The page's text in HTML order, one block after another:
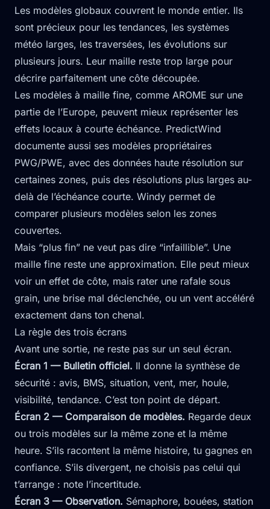
Les modèles globaux couvrent le monde entier. Ils
sont précieux pour les tendances, les systèmes
météo larges, les traversées, les évolutions sur
plusieurs jours. Leur maille reste trop large pour
décrire parfaitement une côte découpée.
Les modèles à maille fine, comme AROME sur une
partie de l’Europe, peuvent mieux représenter les
effets locaux à courte échéance. PredictWind
documente aussi ses modèles propriétaires
PWG/PWE, avec des données haute résolution sur
certaines zones, puis des résolutions plus larges au-
delà de l’échéance courte. Windy permet de
comparer plusieurs modèles selon les zones
couvertes.
Mais “plus fin” ne veut pas dire “infaillible”. Une
maille fine reste une approximation. Elle peut mieux
voir un effet de côte, mais rater une rafale sous
grain, une brise mal déclenchée, ou un vent accéléré
exactement dans ton chenal.
La règle des trois écrans
Avant une sortie, ne reste pas sur un seul écran.
Écran 1 — Bulletin officiel. Il donne la synthèse de
sécurité : avis, BMS, situation, vent, mer, houle,
visibilité, tendance. C’est ton point de départ.
Écran 2 — Comparaison de modèles. Regarde deux
ou trois modèles sur la même zone et la même
heure. S’ils racontent la même histoire, tu gagnes en
confiance. S’ils divergent, ne choisis pas celui qui
t’arrange : note l’incertitude.
Écran 3 — Observation. Sémaphore, bouées, station